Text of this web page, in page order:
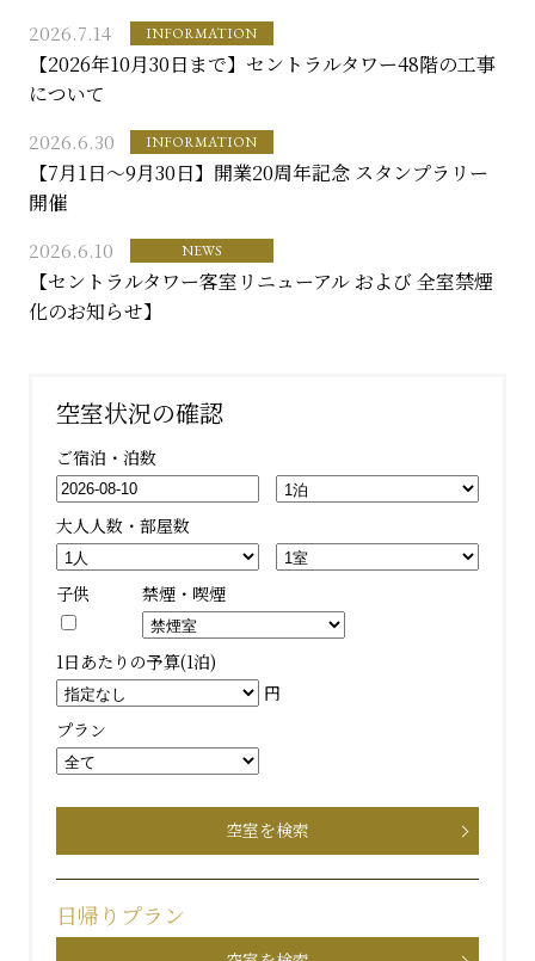
2026.7.14 INFORMATION
【2026年10月30日まで】セントラルタワー48階の工事
について
2026.6.30 INFORMATION
【7月1日～9月30日】開業20周年記念 スタンプラリー
開催
2026.6.10 NEWS
【セントラルタワー客室リニューアル および 全室禁煙
化のお知らせ】
空室状況の確認
ご宿泊・泊数
大人人数・部屋数
子供 禁煙・喫煙
1日あたりの予算(1泊)
円
プラン
空室を検索
日帰りプラン